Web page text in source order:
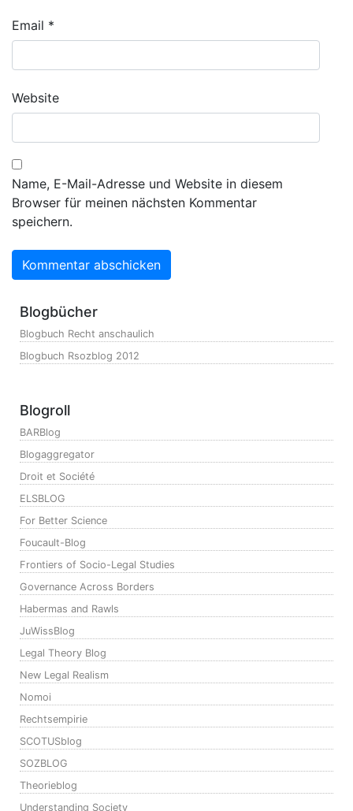
Email *
Website
Name, E-Mail-Adresse und Website in diesem
Browser für meinen nächsten Kommentar
speichern.
Blogbücher
Blogbuch Recht anschaulich
Blogbuch Rsozblog 2012
Blogroll
BARBlog
Blogaggregator
Droit et Société
ELSBLOG
For Better Science
Foucault-Blog
Frontiers of Socio-Legal Studies
Governance Across Borders
Habermas and Rawls
JuWissBlog
Legal Theory Blog
New Legal Realism
Nomoi
Rechtsempirie
SCOTUSblog
SOZBLOG
Theorieblog
Understanding Society